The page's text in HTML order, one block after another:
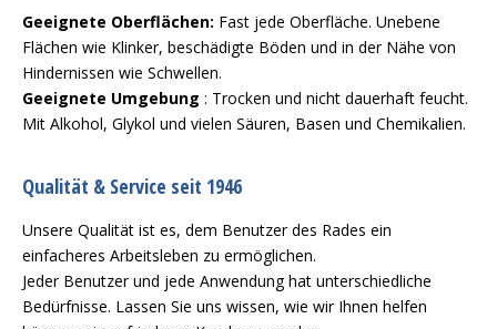
Geeignete Oberflächen: Fast jede Oberfläche. Unebene
Flächen wie Klinker, beschädigte Böden und in der Nähe von
Hindernissen wie Schwellen.
Geeignete Umgebung : Trocken und nicht dauerhaft feucht.
Mit Alkohol, Glykol und vielen Säuren, Basen und Chemikalien.
Qualität & Service seit 1946
Unsere Qualität ist es, dem Benutzer des Rades ein
einfacheres Arbeitsleben zu ermöglichen.
Jeder Benutzer und jede Anwendung hat unterschiedliche
Bedürfnisse. Lassen Sie uns wissen, wie wir Ihnen helfen